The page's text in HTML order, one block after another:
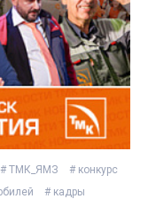
# ТМК_ЯМЗ
# конкурс
# кадры